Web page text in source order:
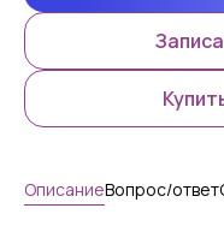
ОписаниеВопрос/ответ